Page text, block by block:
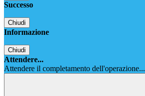
Successo
Chiudi
Informazione
Chiudi
Attendere...
Attendere il completamento dell'operazione...